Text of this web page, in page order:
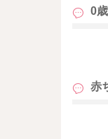
0
赤